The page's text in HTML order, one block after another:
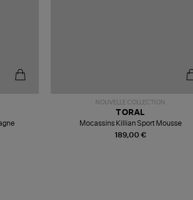
NOUVELLE COLLECTION
189,00 €
TORAL
Mocassins Killian Sport Mousse